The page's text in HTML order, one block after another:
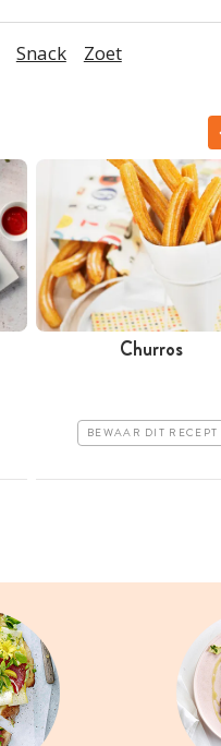
Snack Zoet
Churros
BEWAAR DIT RECEPT